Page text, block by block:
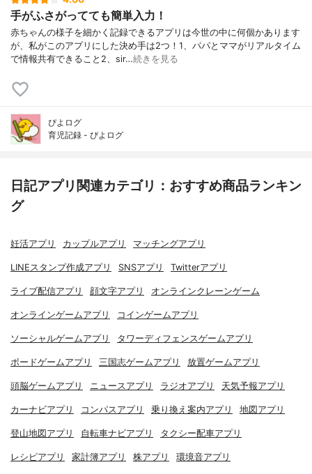
手がふさがってても簡単入力！
赤ちゃんの様子を細かく記録できるアプリは今世の中に何個かあります
が、私がこのアプリにした決め手は2つ！1、パパとママがリアルタイム
で情報共有できること2、sir…続きを見る
ぴよログ
育児記録 - ぴよログ
日記アプリ関連カテゴリ：おすすめ商品ランキン
グ
妊活アプリ カップルアプリ マッチングアプリ
LINEスタンプ作成アプリ SNSアプリ Twitterアプリ
ライブ配信アプリ 顔文字アプリ オンラインクレーンゲーム
オンラインゲームアプリ コインゲームアプリ
ソーシャルゲームアプリ タワーディフェンスゲームアプリ
ボードゲームアプリ 三国志ゲームアプリ 放置ゲームアプリ
頭脳ゲームアプリ ニュースアプリ ラジオアプリ 天気予報アプリ
カーナビアプリ コンパスアプリ 乗り換え案内アプリ 地図アプリ
登山地図アプリ 自転車ナビアプリ タクシー配車アプリ
レシピアプリ 家計簿アプリ 株アプリ 環境音アプリ